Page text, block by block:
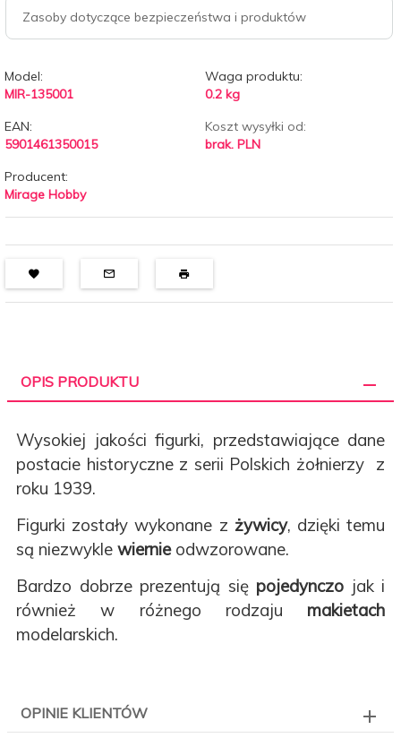
Zasoby dotyczące bezpieczeństwa i produktów
Model:
MIR-135001
Waga produktu:
0.2 kg
EAN:
5901461350015
Koszt wysyłki od:
brak. PLN
Producent:
Mirage Hobby
OPIS PRODUKTU
Wysokiej jakości figurki, przedstawiające dane
postacie historyczne z serii Polskich żołnierzy z
roku 1939.
Figurki zostały wykonane z żywicy, dzięki temu
są niezwykle wiernieodwzorowane.
Bardzo dobrze prezentują się pojedynczo jak i
również w różnego rodzaju makietach
modelarskich.
OPINIE KLIENTÓW